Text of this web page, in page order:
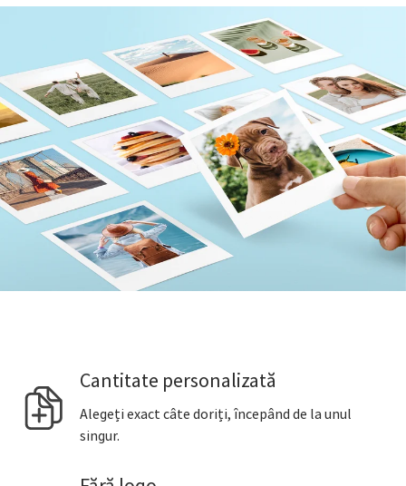
Cantitate personalizată
Alegeți exact câte doriți, începând de la unul
singur.